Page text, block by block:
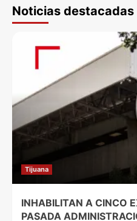
Noticias destacadas
Tijuana
INHABILITAN A CINCO
PASADA